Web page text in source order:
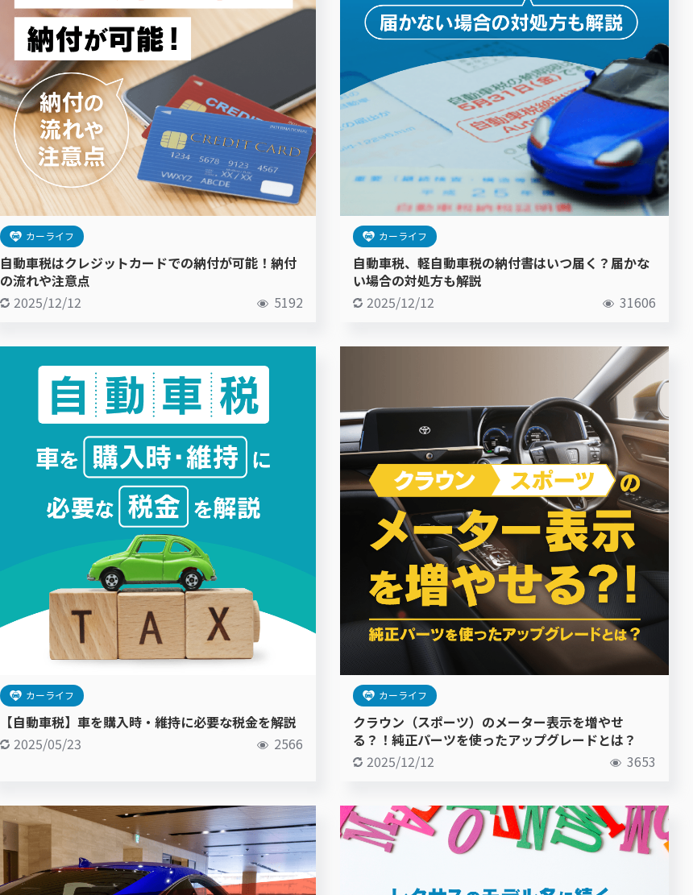
カーライフ
自動車税はクレジットカードでの納付が可能！納付
の流れや注意点
2025/12/12
5192
カーライフ
自動車税、軽自動車税の納付書はいつ届く？届かな
い場合の対処方も解説
2025/12/12
31606
カーライフ
【自動車税】車を購入時・維持に必要な税金を解説
2025/05/23
2566
カーライフ
クラウン（スポーツ）のメーター表示を増やせ
る？！純正パーツを使ったアップグレードとは？
2025/12/12
3653